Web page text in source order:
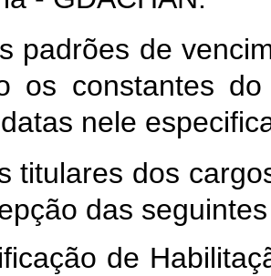
de
os constantes
nele
dos
das
de